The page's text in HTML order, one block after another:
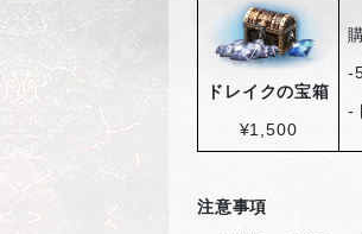
ドレイクの宝箱
¥1,500
-
-
注意事項